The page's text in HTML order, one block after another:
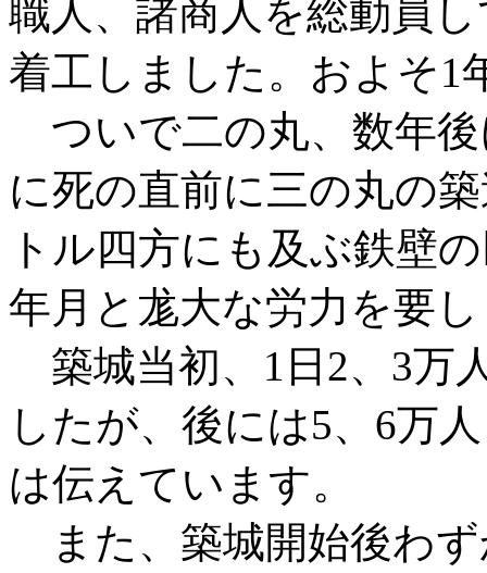
職人、諸商人を総動員
着工しました。およそ1
ついで二の丸、数年
に死の直前に三の丸の
トル四方にも及ぶ鉄壁
年月と尨大な労力を要
築城当初、1日2、3万
したが、後には5、6万
は伝えています。
また、築城開始後わず